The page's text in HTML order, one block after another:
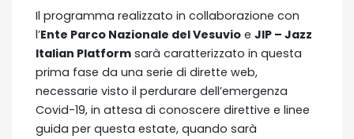
Il programma realizzato in collaborazione con
l’Ente Parco Nazionale del Vesuvio e JIP – Jazz
Italian Platform sarà caratterizzato in questa
prima fase da una serie di dirette web,
necessarie visto il perdurare dell’emergenza
Covid-19, in attesa di conoscere direttive e linee
guida per questa estate, quando sarà